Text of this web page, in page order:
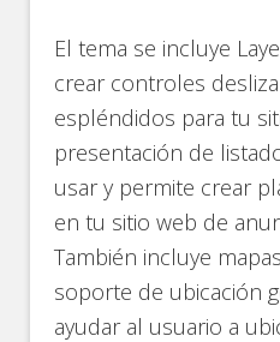
El tema se incluye
crear controles
espléndidos para tu
presentación de
usar y permite crear
en tu sitio web de
También incluye
soporte de ubicación
ayudar al usuario a